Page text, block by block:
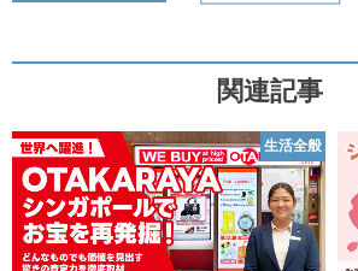
関連記事
生活全般